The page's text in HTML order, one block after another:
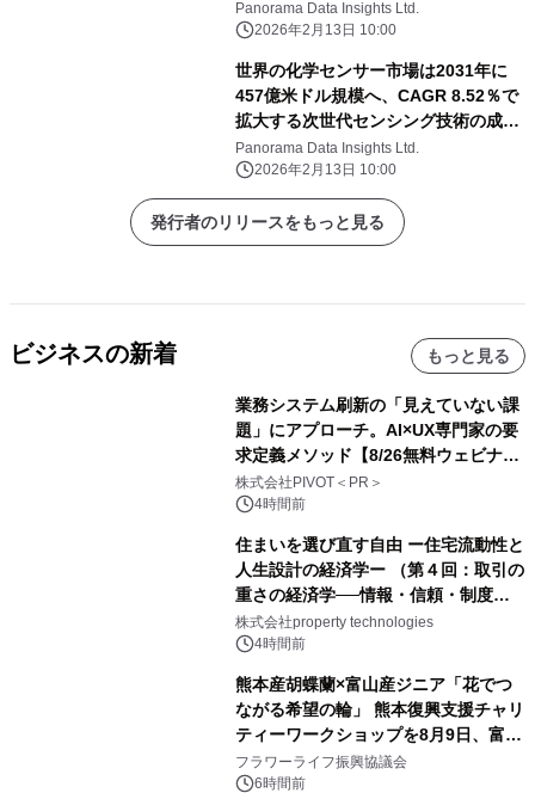
トロニクス設計革命
Panorama Data Insights Ltd.
2026年2月13日 10:00
世界の化学センサー市場は2031年に
457億米ドル規模へ、CAGR 8.52％で
拡大する次世代センシング技術の成長
展望
Panorama Data Insights Ltd.
2026年2月13日 10:00
発行者のリリースをもっと見る
ビジネスの新着 もっと見る
業務システム刷新の「見えていない課
題」にアプローチ。AI×UX専門家の要
求定義メソッド【8/26無料ウェビナ
ー】株式会社PIVOT
株式会社PIVOT＜PR＞
4時間前
住まいを選び直す自由 ー住宅流動性と
人生設計の経済学ー （第４回：取引の
重さの経済学──情報・信頼・制度を
PropTechはどう組み替えるか）｜
PropTech-Lab
株式会社property technologies
4時間前
熊本産胡蝶蘭×富山産ジニア「花でつ
ながる希望の輪」 熊本復興支援チャリ
ティーワークショップを8月9日、富
山・射水で開催
フラワーライフ振興協議会
6時間前